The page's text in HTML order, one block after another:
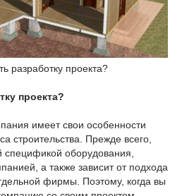
разработку проекта?
проекта?
имеет свои особенности
строительства. Прежде всего,
спецификой оборудования,
а также зависит от подхода
фирмы. Поэтому, когда вы